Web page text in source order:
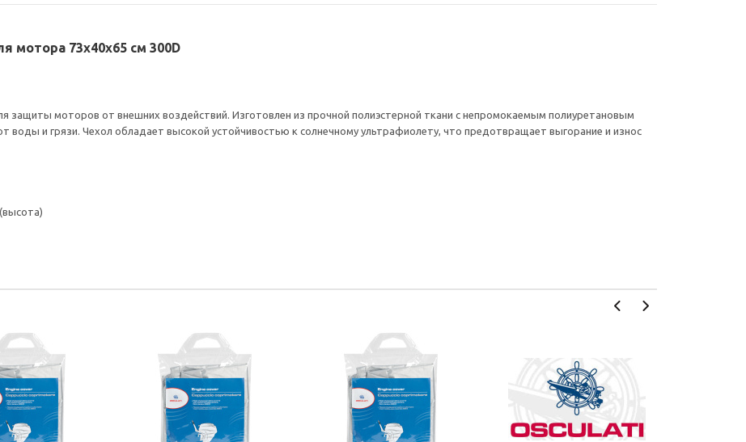
мотора 73x40x65 см 300D
защиты моторов от внешних воздействий. Изготовлен из прочной полиэстерной ткани с непромокаемым полиуретановым
и грязи. Чехол обладает высокой устойчивостью к солнечному ультрафиолету, что предотвращает выгорание и износ